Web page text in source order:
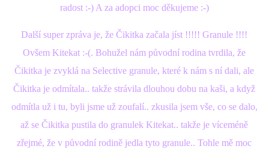
PODPORA
E - S H O P
HISTORIE 2022
radost :-) A za adopci moc děkujeme :-)
Další super zpráva je, že Čikitka začala jíst !!!!! Granule !!!!
Ovšem Kitekat :-(. Bohužel nám původní rodina tvrdila, že
Čikitka je zvyklá na Selective granule, které k nám s ní dali, ale
Čikitka je odmítala.. takže strávila dlouhou dobu na kaši, a když
odmítla už i tu, byli jsme už zoufalí.. zkusila jsem vše, co se dalo,
až se Čikitka pustila do granulek Kitekat.. takže je víceméně
zřejmé, že v původní rodině jedla tyto granule.. Tohle mě moc